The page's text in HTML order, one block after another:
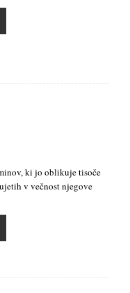
ki jo oblikuje tisoče
v večnost njegove